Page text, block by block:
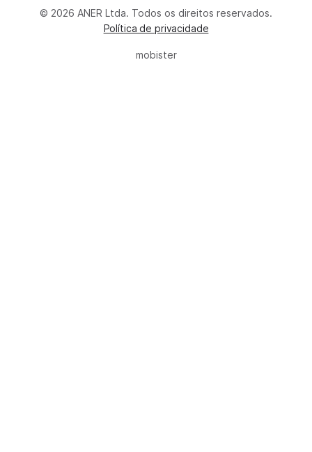
© 2026 ANER Ltda. Todos os direitos reservados.
Política de privacidade
mobister